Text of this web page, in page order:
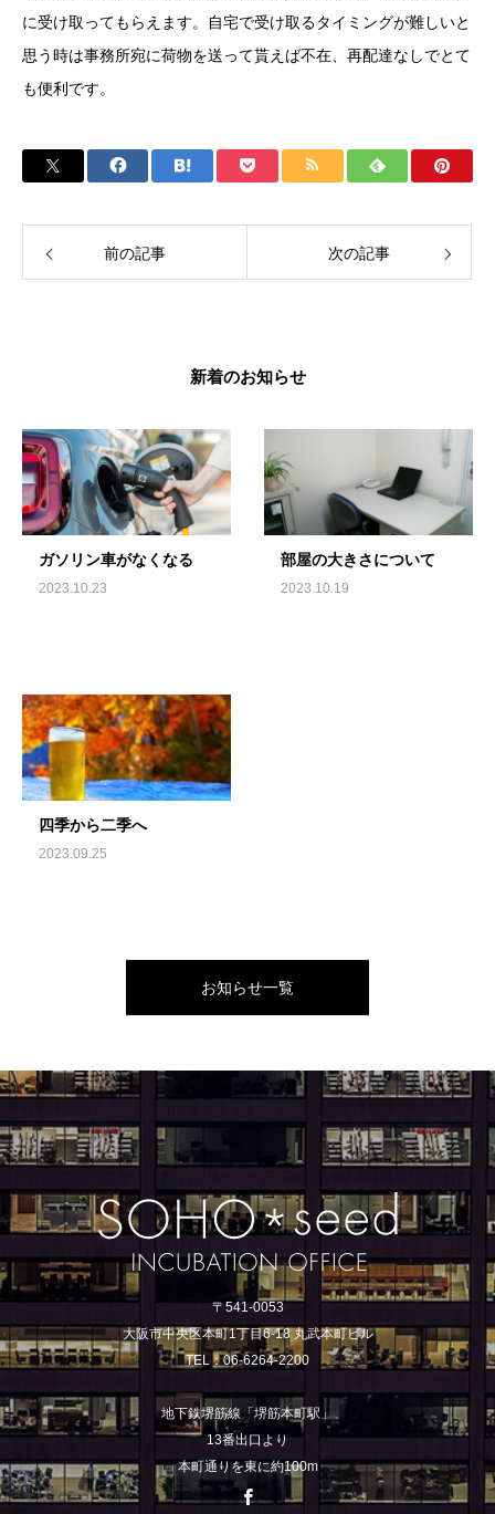
に受け取ってもらえます。自宅で受け取るタイミングが難しいと
思う時は事務所宛に荷物を送って貰えば不在、再配達なしでとて
も便利です。
前の記事 次の記事
新着のお知らせ
ガソリン車がなくなる
2023.10.23
部屋の大きさについて
2023.10.19
四季から二季へ
2023.09.25
お知らせ一覧
〒541-0053
大阪市中央区本町1丁目6-18 丸武本町ビル
TEL：06-6264-2200
地下鉄堺筋線「堺筋本町駅」
13番出口より
本町通りを東に約100m